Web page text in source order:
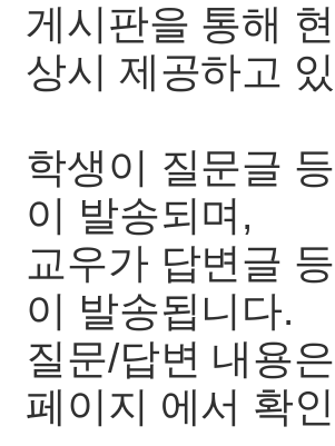
게시판을 통해
상시 제공하고
학생이 질문글
이 발송되며,
교우가 답변글
이 발송됩니다.
질문/답변 내용
페이지 에서 확